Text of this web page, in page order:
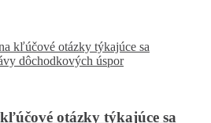
otázky týkajúce sa